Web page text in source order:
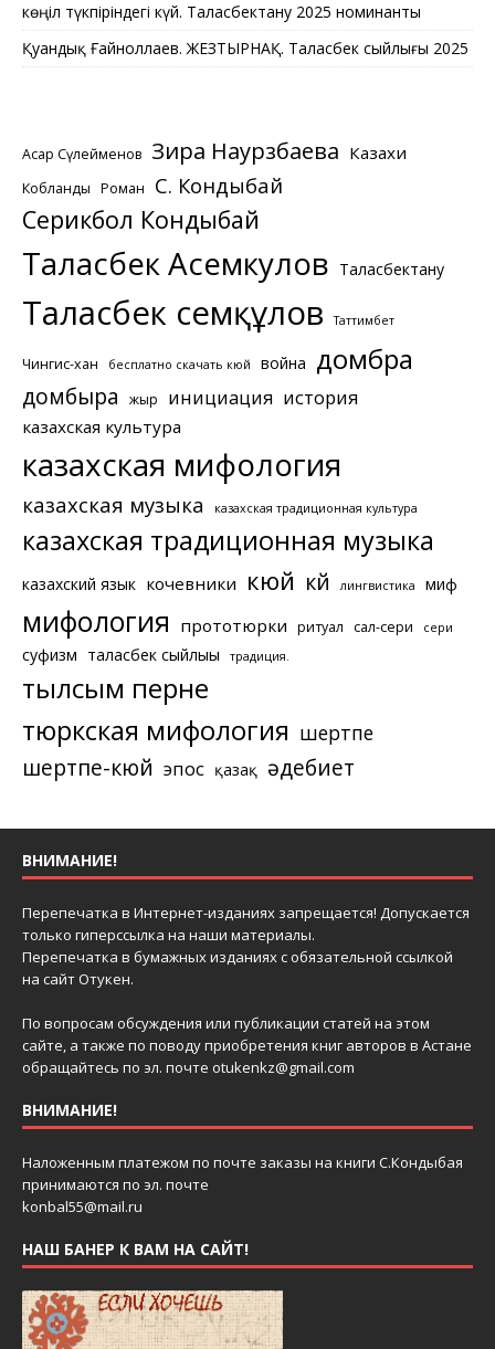
көңіл түкпіріндегі күй. Таласбектану 2025 номинанты
Қуандық Ғайноллаев. ЖЕЗТЫРНАҚ. Таласбек сыйлығы 2025
Асқар Сүлейменов Зира Наурзбаева Казахи
Кобланды Роман С. Кондыбай
Серикбол Кондыбай
Таласбек Асемкулов Таласбектану
Таласбек Әсемқұлов Таттимбет
Чингис-хан бесплатно скачать кюй война домбра
домбыра жыр инициация история
казахская культура
казахская мифология
казахская музыка казахская традиционная культура
казахская традиционная музыка
казахский язык кочевники кюй күй лингвистика миф
мифология прототюрки ритуал сал-сери сери
суфизм таласбек сыйлығы традиция.
тылсым перне
тюркская мифология шертпе
шертпе-кюй эпос қазақ әдебиет
ВНИМАНИЕ!
Перепечатка в Интернет-изданиях запрещается! Допускается
только гиперссылка на наши материалы.
Перепечатка в бумажных изданиях с обязательной ссылкой
на сайт Отукен.
По вопросам обсуждения или публикации статей на этом
сайте, а также по поводу приобретения книг авторов в Астане
обращайтесь по эл. почте otukenkz@gmail.com
ВНИМАНИЕ!
Наложенным платежом по почте заказы на книги С.Кондыбая
принимаются по эл. почте
konbal55@mail.ru
НАШ БАНЕР К ВАМ НА САЙТ!